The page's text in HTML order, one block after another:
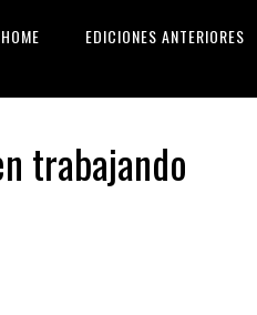
HOME EDICIONES ANTERIORES
trabajando